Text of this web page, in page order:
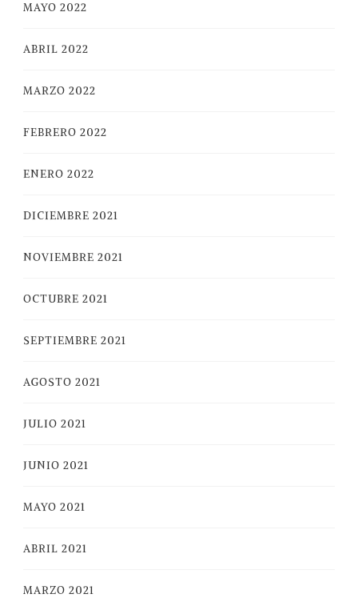
MAYO 2022
ABRIL 2022
MARZO 2022
FEBRERO 2022
ENERO 2022
DICIEMBRE 2021
NOVIEMBRE 2021
OCTUBRE 2021
SEPTIEMBRE 2021
AGOSTO 2021
JULIO 2021
JUNIO 2021
MAYO 2021
ABRIL 2021
MARZO 2021